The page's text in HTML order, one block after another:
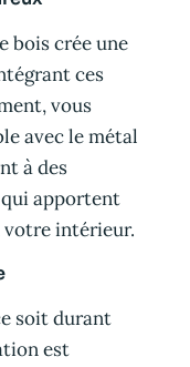
bois crée une
ces
vous
avec le métal
à des
apportent
votre intérieur.
soit durant
est